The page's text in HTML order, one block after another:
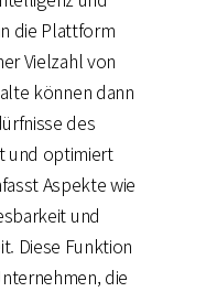
die Plattform
Vielzahl von
können dann
des
und optimiert
Aspekte wie
und
Diese Funktion
die